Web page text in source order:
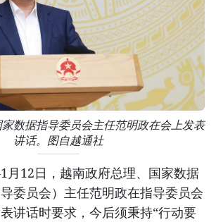
数据指导委员会主任范明政在会上发表
讲话。图自越通社
12日，越南政府总理、国家数据
委员会）主任范明政在指导委员会
讲话时要求，今后须秉持“行动要